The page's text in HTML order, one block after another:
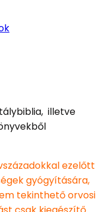
illetve
ezelőtt
gyógyítására,
tekinthető orvosi